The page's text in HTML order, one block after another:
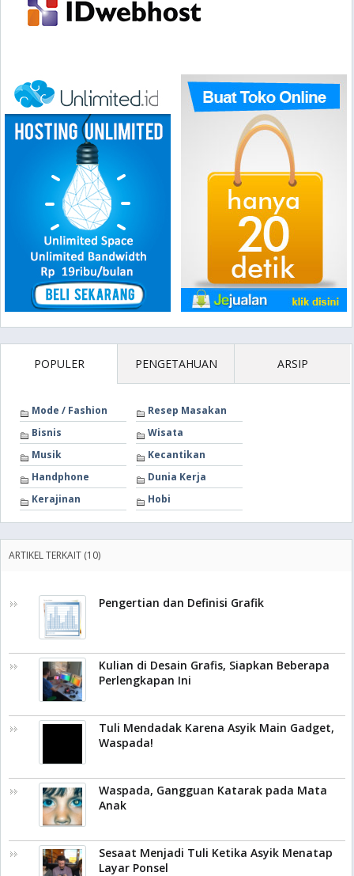
POPULER PENGETAHUAN ARSIP
Mode / Fashion
Resep Masakan
Bisnis
Wisata
Musik
Kecantikan
Handphone
Dunia Kerja
Kerajinan
Hobi
ARTIKEL TERKAIT (10)
Pengertian dan Definisi Grafik
Kulian di Desain Grafis, Siapkan Beberapa
Perlengkapan Ini
Tuli Mendadak Karena Asyik Main Gadget,
Waspada!
Waspada, Gangguan Katarak pada Mata
Anak
Sesaat Menjadi Tuli Ketika Asyik Menatap
Layar Ponsel